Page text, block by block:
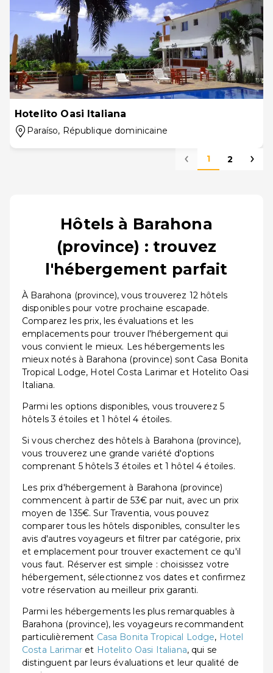
Hotelito Oasi Italiana
Paraíso, République dominicaine
1 2
Hôtels à Barahona
(province) : trouvez
l'hébergement parfait
À Barahona (province), vous trouverez 12 hôtels
disponibles pour votre prochaine escapade.
Comparez les prix, les évaluations et les
emplacements pour trouver l'hébergement qui
vous convient le mieux. Les hébergements les
mieux notés à Barahona (province) sont Casa Bonita
Tropical Lodge, Hotel Costa Larimar et Hotelito Oasi
Italiana.
Parmi les options disponibles, vous trouverez 5
hôtels 3 étoiles et 1 hôtel 4 étoiles.
Si vous cherchez des hôtels à Barahona (province),
vous trouverez une grande variété d'options
comprenant 5 hôtels 3 étoiles et 1 hôtel 4 étoiles.
Les prix d'hébergement à Barahona (province)
commencent à partir de 53€ par nuit, avec un prix
moyen de 135€. Sur Traventia, vous pouvez
comparer tous les hôtels disponibles, consulter les
avis d'autres voyageurs et filtrer par catégorie, prix
et emplacement pour trouver exactement ce qu'il
vous faut. Réserver est simple : choisissez votre
hébergement, sélectionnez vos dates et confirmez
votre réservation au meilleur prix garanti.
Parmi les hébergements les plus remarquables à
Barahona (province), les voyageurs recommandent
particulièrement Casa Bonita Tropical Lodge, Hotel
Costa Larimaret Hotelito Oasi Italiana, qui se
distinguent par leurs évaluations et leur qualité de